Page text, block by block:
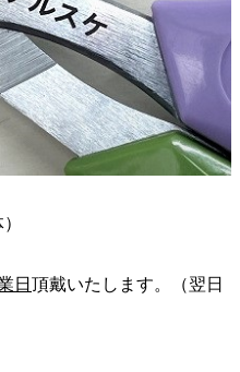
日頂戴いたします。（翌日